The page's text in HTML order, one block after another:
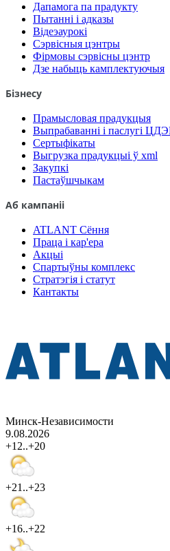
Дапамога па прадукту
Пытанні і адказы
Відеэаурокі
Сэрвісныя цэнтры
Фірмовы сэрвісны цэнтр
Дзе набыць камплектуючыя
Бізнесу
Прамысловая прадукцыя
Выпрабаванні і паслугі
Сертыфікаты
Выгрузка прадукцыі ў xml
Закупкі
Пастаўшчыкам
Аб кампаніі
ATLANT Сёння
Праца і кар'ера
Акцыі
Спартыўны комплекс
Стратэгія і статут
Кантакты
Минск-Независимости
9.08.2026
+12..+20
+21..+23
+16..+22